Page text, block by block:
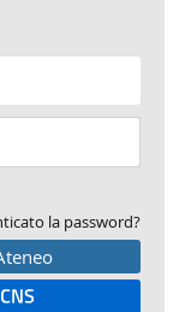
la password?